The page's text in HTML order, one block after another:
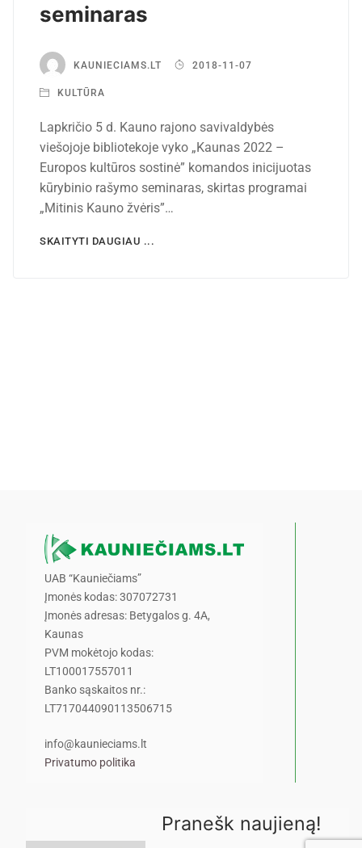
seminaras
KAUNIECIAMS.LT 2018-11-07
KULTŪRA
Lapkričio 5 d. Kauno rajono savivaldybės
viešojoje bibliotekoje vyko „Kaunas 2022 –
Europos kultūros sostinė” komandos inicijuotas
kūrybinio rašymo seminaras, skirtas programai
„Mitinis Kauno žvėris”…
SKAITYTI DAUGIAU ...
UAB “Kauniečiams”
Įmonės kodas: 307072731
Įmonės adresas: Betygalos g. 4A,
Kaunas
PVM mokėtojo kodas:
LT100017557011
Banko sąskaitos nr.:
LT717044090113506715
info@kaunieciams.lt
Privatumo politika
Pranešk naujieną!